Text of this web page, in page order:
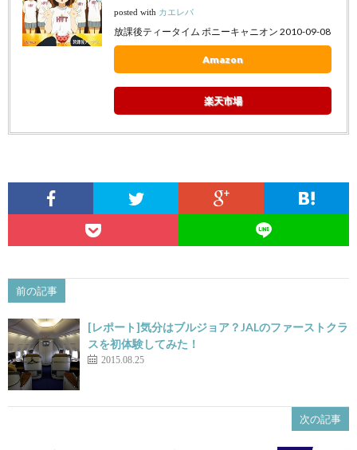
posted with カエレバ
放課後ティータイム ポニーキャニオン 2010-09-08
Amazon
楽天市場
前の記事
[レポート]気分はブルジョア？JALのファーストクラ
スを初体験してみた！
2015.08.25
次の記事